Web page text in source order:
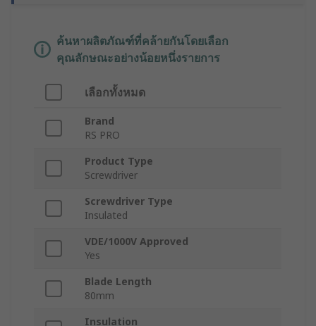
ค้นหาผลิตภัณฑ์ที่คล้ายกันโดยเลือก
คุณลักษณะอย่างน้อยหนึ่งรายการ
เลือกทั้งหมด
Brand
RS PRO
Product Type
Screwdriver
Screwdriver Type
Insulated
VDE/1000V Approved
Yes
Blade Length
80mm
Insulation